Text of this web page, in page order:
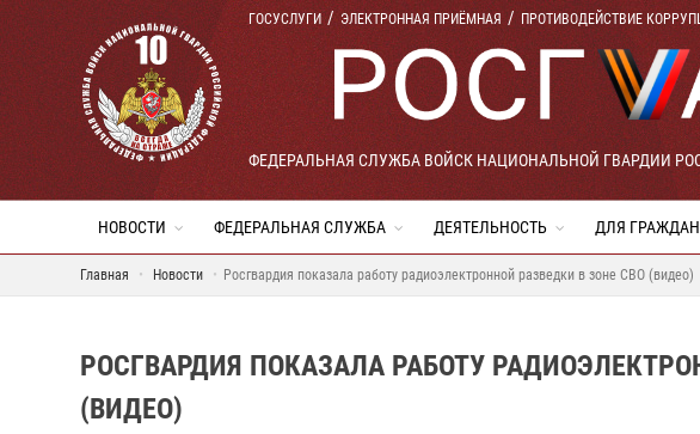
ГОСУСЛУГИ ЭЛЕКТРОННАЯ ПРИЁМНАЯ ПРОТИВОДЕЙСТВИЕ
ФЕДЕРАЛЬНАЯ СЛУЖБА ВОЙСК НАЦИОНАЛЬНОЙ ГВАРДИИ
НОВОСТИ ФЕДЕРАЛЬНАЯ СЛУЖБА ДЕЯТЕЛЬНОСТЬ ДЛЯ ГРАЖДАН
Главная Новости Росгвардия показала работу радиоэлектронной разведки в зоне СВО (видео)
РОСГВАРДИЯ ПОКАЗАЛА РАБОТУ
(ВИДЕО)